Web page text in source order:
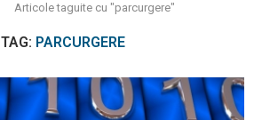
Articole taguite cu "parcurgere"
TAG: PARCURGERE